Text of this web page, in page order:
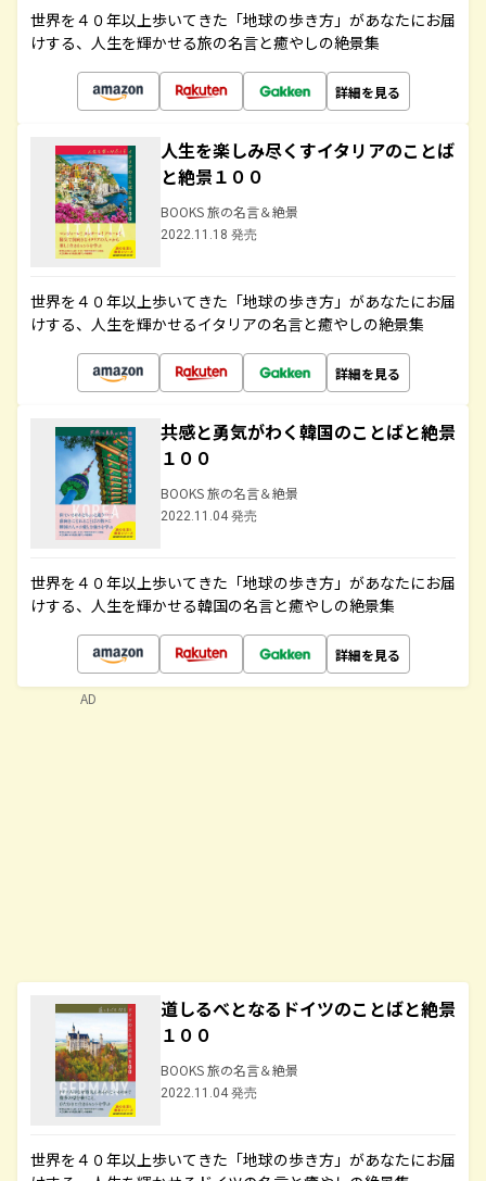
世界を４０年以上歩いてきた「地球の歩き方」があなたにお届
けする、人生を輝かせる旅の名言と癒やしの絶景集
詳細を見る
人生を楽しみ尽くすイタリアのことば
と絶景１００
BOOKS 旅の名言＆絶景
2022.11.18 発売
世界を４０年以上歩いてきた「地球の歩き方」があなたにお届
けする、人生を輝かせるイタリアの名言と癒やしの絶景集
詳細を見る
共感と勇気がわく韓国のことばと絶景
１００
BOOKS 旅の名言＆絶景
2022.11.04 発売
世界を４０年以上歩いてきた「地球の歩き方」があなたにお届
けする、人生を輝かせる韓国の名言と癒やしの絶景集
詳細を見る
道しるべとなるドイツのことばと絶景
１００
BOOKS 旅の名言＆絶景
2022.11.04 発売
世界を４０年以上歩いてきた「地球の歩き方」があなたにお届
AD